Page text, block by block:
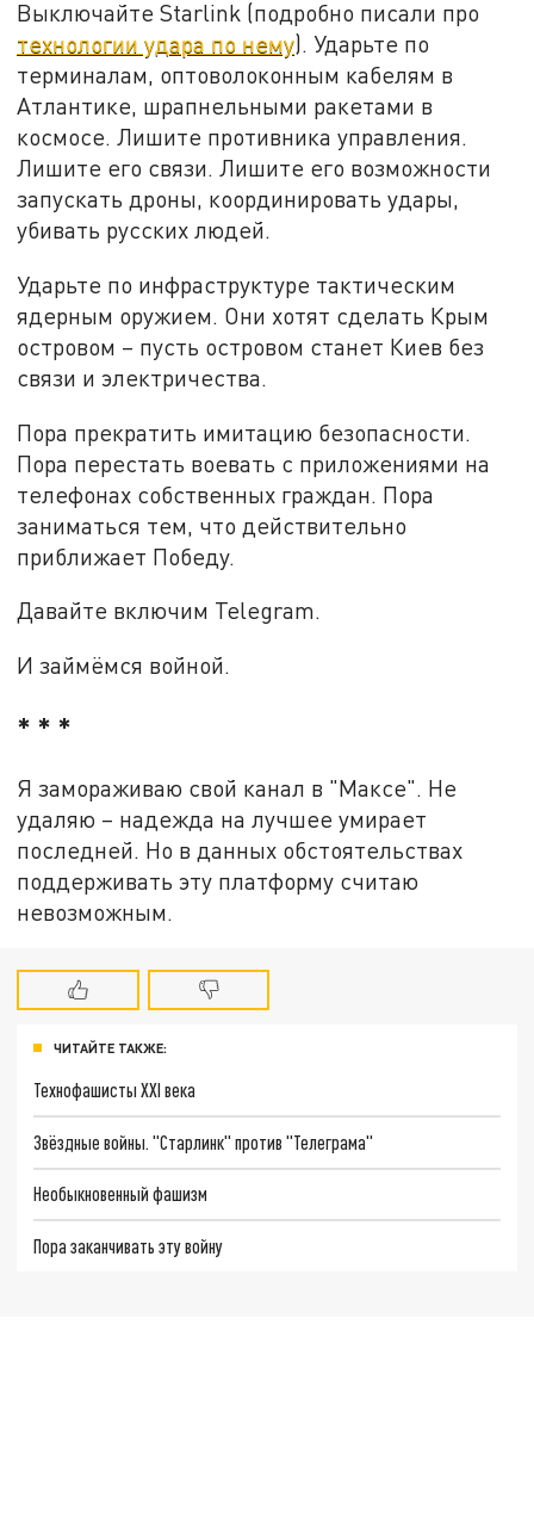
Выключайте Starlink (подробно писали про
технологии удара по нему). Ударьте по
терминалам, оптоволоконным кабелям в
Атлантике, шрапнельными ракетами в
космосе. Лишите противника управления.
Лишите его связи. Лишите его возможности
запускать дроны, координировать удары,
убивать русских людей.
Ударьте по инфраструктуре тактическим
ядерным оружием. Они хотят сделать Крым
островом – пусть островом станет Киев без
связи и электричества.
Пора прекратить имитацию безопасности.
Пора перестать воевать с приложениями на
телефонах собственных граждан. Пора
заниматься тем, что действительно
приближает Победу.
Давайте включим Telegram.
И займёмся войной.
* * *
Я замораживаю свой канал в "Максе". Не
удаляю – надежда на лучшее умирает
последней. Но в данных обстоятельствах
поддерживать эту платформу считаю
невозможным.
ЧИТАЙТЕ ТАКЖЕ:
Технофашисты XXI века
Звёздные войны. "Старлинк" против "Телеграма"
Необыкновенный фашизм
Пора заканчивать эту войну